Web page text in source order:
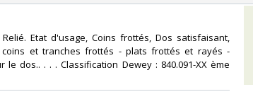
Etat d'usage, Coins frottés, Dos satisfaisant,
coins et tranches frottés - plats frottés et rayés -
dos.. . . . Classification Dewey : 840.091-XX ème